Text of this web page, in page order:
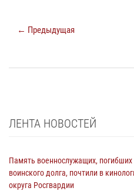
← Предыдущая
ЛЕНТА НОВОСТЕЙ
Память военнослужащих,
воинского долга, почтили в
округа Росгвардии